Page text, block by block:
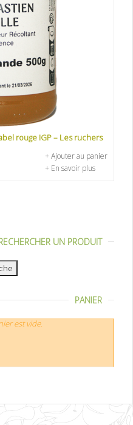
rouge IGP – Les ruchers
+ Ajouter au panier
+ En savoir plus
UN PRODUIT
PANIER
est vide.